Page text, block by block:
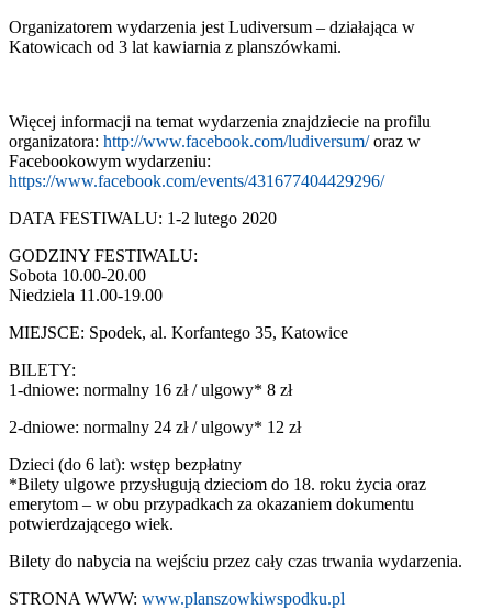
Organizatorem wydarzenia jest Ludiversum – działająca w
Katowicach od 3 lat kawiarnia z planszówkami.
Więcej informacji na temat wydarzenia znajdziecie na profilu
organizatora: http://www.facebook.com/ludiversum/oraz w
Facebookowym wydarzeniu:
https://www.facebook.com/events/431677404429296/
DATA FESTIWALU: 1-2 lutego 2020
GODZINY FESTIWALU:
Sobota 10.00-20.00
Niedziela 11.00-19.00
MIEJSCE: Spodek, al. Korfantego 35, Katowice
BILETY:
1-dniowe: normalny 16 zł / ulgowy* 8 zł
2-dniowe: normalny 24 zł / ulgowy* 12 zł
Dzieci (do 6 lat): wstęp bezpłatny
*Bilety ulgowe przysługują dzieciom do 18. roku życia oraz
emerytom – w obu przypadkach za okazaniem dokumentu
potwierdzającego wiek.
Bilety do nabycia na wejściu przez cały czas trwania wydarzenia.
STRONA WWW: www.planszowkiwspodku.pl